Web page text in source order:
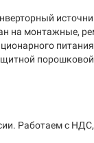
на монтажные,
Работаем с